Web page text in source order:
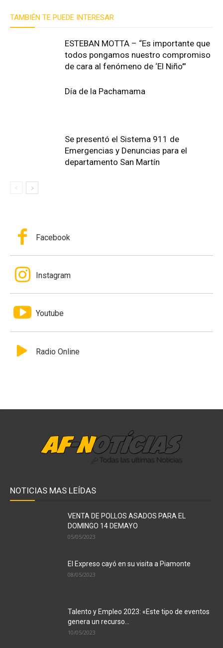
TAMBIÉN TE PUEDE INTERESAR
ESTEBAN MOTTA – “Es importante que
todos pongamos nuestro compromiso
de cara al fenómeno de ‘El Niño’”
Día de la Pachamama
Se presentó el Sistema 911 de
Emergencias y Denuncias para el
departamento San Martín
Facebook
Instagram
Youtube
Radio Online
NOTICIAS MAS LEÍDAS
VENTA DE POLLOS ASADOS PARA EL
DOMINGO 14 DEMAYO
05/05/2023
El Expreso cayó en su visita a Piamonte
08/05/2023
Talento y Empleo 2023: «Este tipo de eventos
genera un recurso...
10/05/2023